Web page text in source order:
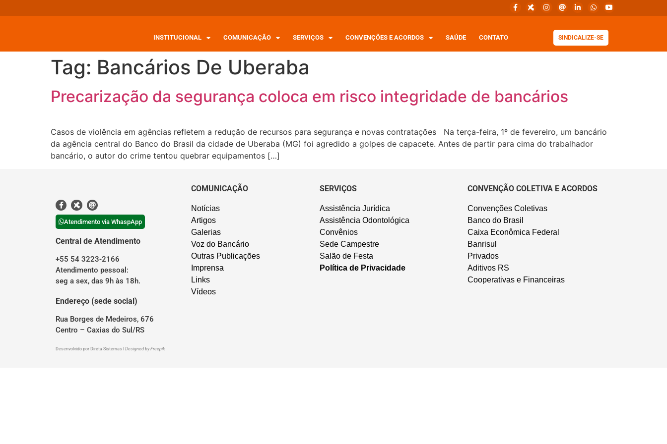
INSTITUCIONAL COMUNICAÇÃO SERVIÇOS CONVENÇÕES E ACORDOS SAÚDE CONTATO SINDICALIZE-SE
Tag: Bancários De Uberaba
Precarização da segurança coloca em risco integridade de bancários
Casos de violência em agências refletem a redução de recursos para segurança e novas contratações Na terça-feira, 1º de fevereiro, um bancário
da agência central do Banco do Brasil da cidade de Uberaba (MG) foi agredido a golpes de capacete. Antes de partir para cima do trabalhador
bancário, o autor do crime tentou quebrar equipamentos […]
Atendimento via WhaspApp
Central de Atendimento
+55 54 3223-2166
Atendimento pessoal:
seg a sex, das 9h às 18h.
Endereço (sede social)
Rua Borges de Medeiros, 676
Centro – Caxias do Sul/RS
Desenvolvido por Direta Sistemas Designed by Freepik
COMUNICAÇÃO
Notícias
Artigos
Galerias
Voz do Bancário
Outras Publicações
Imprensa
Links
Vídeos
SERVIÇOS
Assistência Jurídica
Assistência Odontológica
Convênios
Sede Campestre
Salão de Festa
Política de Privacidade
CONVENÇÃO COLETIVA E ACORDOS
Convenções Coletivas
Banco do Brasil
Caixa Econômica Federal
Banrisul
Privados
Aditivos RS
Cooperativas e Financeiras